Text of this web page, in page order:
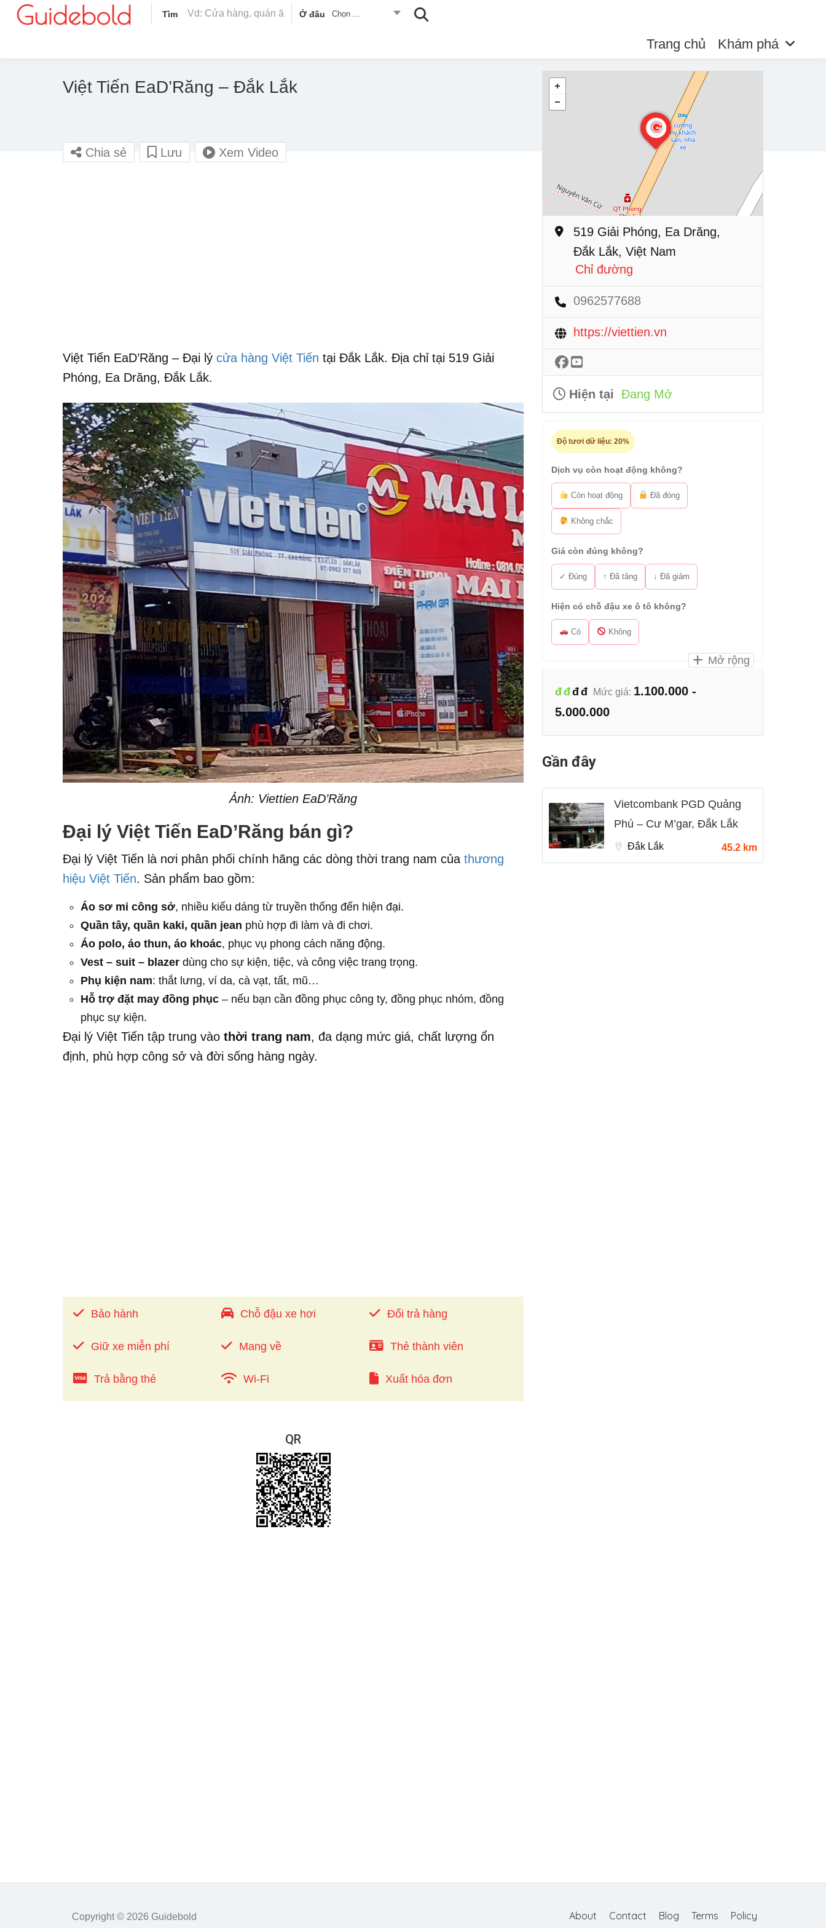
Tìm Ở đâu Chọn ...
Trang chủ Khám phá
Việt Tiến EaD’Răng – Đắk Lắk
Chia sẻ Lưu Xem Video
Việt Tiến EaD’Răng – Đại lý cửa hàng Việt Tiến tại Đắk Lắk. Địa chỉ tại 519 Giải
Phóng, Ea Drăng, Đắk Lắk.
Ảnh: Viettien EaD’Răng
Đại lý Việt Tiến EaD’Răng bán gì?
Đại lý Việt Tiến là nơi phân phối chính hãng các dòng thời trang nam của thương
hiệu Việt Tiến. Sản phẩm bao gồm:
Áo sơ mi công sở, nhiều kiểu dáng từ truyền thống đến hiện đại.
Quần tây, quần kaki, quần jean phù hợp đi làm và đi chơi.
Áo polo, áo thun, áo khoác, phục vụ phong cách năng động.
Vest – suit – blazer dùng cho sự kiện, tiệc, và công việc trang trọng.
Phụ kiện nam: thắt lưng, ví da, cà vạt, tất, mũ…
Hỗ trợ đặt may đồng phục – nếu bạn cần đồng phục công ty, đồng phục nhóm, đồng
phục sự kiện.
Đại lý Việt Tiến tập trung vào thời trang nam, đa dạng mức giá, chất lượng ổn
định, phù hợp công sở và đời sống hàng ngày.
Bảo hành Chỗ đậu xe hơi Đổi trả hàng
Giữ xe miễn phí Mang về Thẻ thành viên
Trả bằng thẻ Wi-Fi Xuất hóa đơn
QR
519 Giải Phóng, Ea Drăng,
Đắk Lắk, Việt Nam
Chỉ đường
0962577688
https://viettien.vn
Hiện tại Đang Mở
Độ tươi dữ liệu: 20%
Dịch vụ còn hoạt động không?
Còn hoạt động Đã đóng
Không chắc
Giá còn đúng không?
✓ Đúng ↑ Đã tăng ↓ Đã giảm
Hiện có chỗ đậu xe ô tô không?
Có Không
Mở rộng
đđđđ Mức giá: 1.100.000 -
5.000.000
Gần đây
Vietcombank PGD Quảng
Phú – Cư M’gar, Đắk Lắk
Đắk Lắk 45.2 km
Copyright © 2026 Guidebold Policy
Terms
Blog
Contact
About